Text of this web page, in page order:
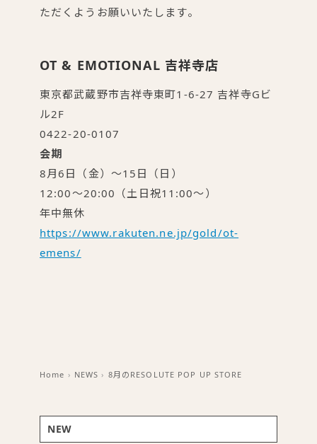
ただくようお願いいたします。
OT & EMOTIONAL 吉祥寺店
東京都武蔵野市吉祥寺東町1-6-27 吉祥寺Gビ
ル2F
0422-20-0107
会期
8月6日（金）〜15日（日）
12:00〜20:00（土日祝11:00〜）
年中無休
https://www.rakuten.ne.jp/gold/ot-
emens/
Home › NEWS › 8月のRESOLUTE POP UP STORE
NEW